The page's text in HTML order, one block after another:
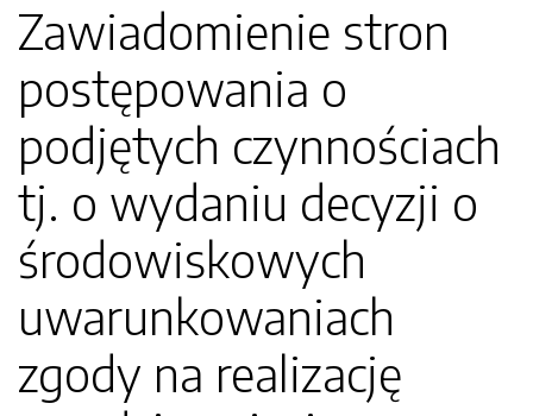
Zawiadomienie stron
postępowania o
podjętych czynnościach
tj. o wydaniu decyzji o
środowiskowych
uwarunkowaniach
zgody na realizację